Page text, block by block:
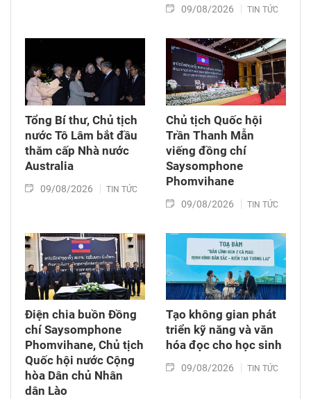
09/08/2026 TIN TỨC
Tổng Bí thư, Chủ tịch
nước Tô Lâm bắt đầu
thăm cấp Nhà nước
Australia
09/08/2026 TIN TỨC
Chủ tịch Quốc hội
Trần Thanh Mẫn
viếng đồng chí
Saysomphone
Phomvihane
09/08/2026 TIN TỨC
Điện chia buồn Đồng
chí Saysomphone
Phomvihane, Chủ tịch
Quốc hội nước Cộng
hòa Dân chủ Nhân
dân Lào
Tạo không gian phát
triển kỹ năng và văn
hóa đọc cho học sinh
09/08/2026 TIN TỨC